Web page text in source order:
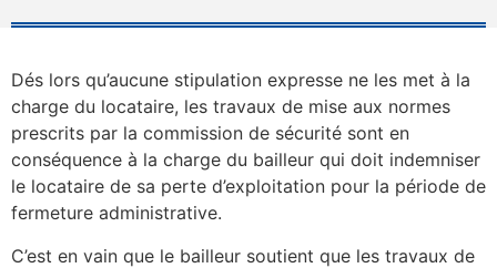
Dés lors qu’aucune stipulation expresse ne les met à la
charge du locataire, les travaux de mise aux normes
prescrits par la commission de sécurité sont en
conséquence à la charge du bailleur qui doit indemniser
le locataire de sa perte d’exploitation pour la période de
fermeture administrative.
C’est en vain que le bailleur soutient que les travaux de